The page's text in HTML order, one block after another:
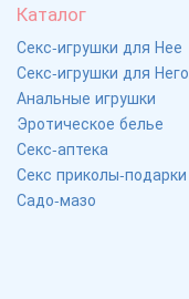
Каталог
Секс-игрушки для Нее
Секс-игрушки для Него
Анальные игрушки
Эротическое белье
Секс-аптека
Секс приколы-подарки
Садо-мазо